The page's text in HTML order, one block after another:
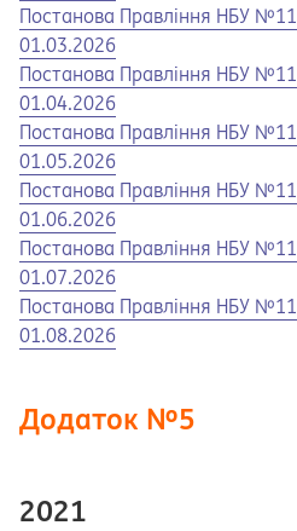
Opens in a new tab
Opens a pdf
Постанова Правління НБУ
01.03.2026
Opens in a new tab
Opens a pdf
Постанова Правління НБУ
01.04.2026
Opens in a new tab
Opens a pdf
Постанова Правління НБУ
01.05.2026
Opens in a new tab
Opens a pdf
Постанова Правління НБУ
01.06.2026
Opens in a new tab
Opens a pdf
Постанова Правління НБУ
01.07.2026
Opens in a new tab
Opens a pdf
Постанова Правління НБУ
01.08.2026
Додаток №5
2021